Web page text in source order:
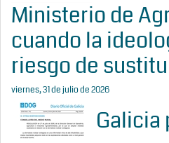
Ministerio de
cuando la
riesgo de
viernes, 31 de julio de 2026
Galicia